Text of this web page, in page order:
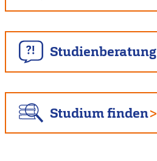
Studienberatung
Studium finden